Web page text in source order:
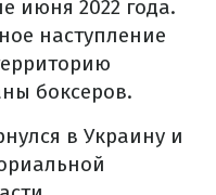
июня 2022 года.
наступление
боксеров.
в Украину и